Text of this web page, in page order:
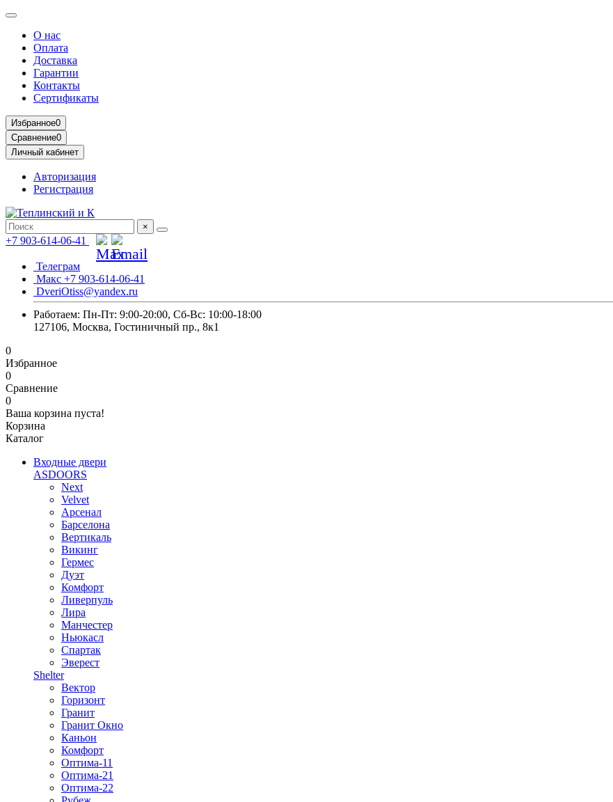
О нас
Оплата
Доставка
Гарантии
Контакты
Сертификаты
Избранное0
Сравнение0
Личный кабинет
Авторизация
Регистрация
×
+7 903-614-06-41
Телеграм
Макс +7 903-614-06-41
DveriOtiss@yandex.ru
Работаем: Пн-Пт: 9:00-20:00, Сб-Вс: 10:00-18:00
127106, Москва, Гостиничный пр., 8к1
0
Избранное
0
Сравнение
0
Ваша корзина пуста!
Корзина
Каталог
Входные двери
ASDOORS
Next
Velvet
Арсенал
Барселона
Вертикаль
Викинг
Гермес
Дуэт
Комфорт
Ливерпуль
Лира
Манчестер
Ньюкасл
Спартак
Эверест
Shelter
Вектор
Горизонт
Гранит
Гранит Окно
Каньон
Комфорт
Оптима-11
Оптима-21
Оптима-22